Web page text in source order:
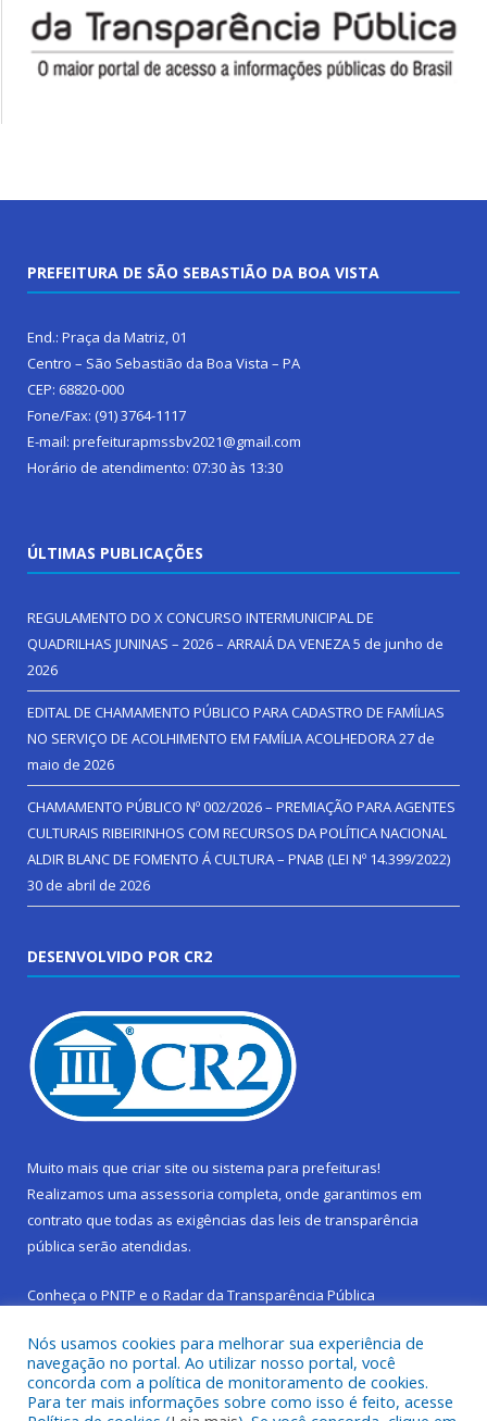
PREFEITURA DE SÃO SEBASTIÃO DA BOA VISTA
End.: Praça da Matriz, 01
Centro – São Sebastião da Boa Vista – PA
CEP: 68820-000
Fone/Fax: (91) 3764-1117
E-mail: prefeiturapmssbv2021@gmail.com
Horário de atendimento: 07:30 às 13:30
ÚLTIMAS PUBLICAÇÕES
REGULAMENTO DO X CONCURSO INTERMUNICIPAL DE
QUADRILHAS JUNINAS – 2026 – ARRAIÁ DA VENEZA5 de junho de
2026
EDITAL DE CHAMAMENTO PÚBLICO PARA CADASTRO DE FAMÍLIAS
NO SERVIÇO DE ACOLHIMENTO EM FAMÍLIA ACOLHEDORA27 de
maio de 2026
CHAMAMENTO PÚBLICO Nº 002/2026 – PREMIAÇÃO PARA AGENTES
CULTURAIS RIBEIRINHOS COM RECURSOS DA POLÍTICA NACIONAL
ALDIR BLANC DE FOMENTO Á CULTURA – PNAB (LEI Nº 14.399/2022)
30 de abril de 2026
DESENVOLVIDO POR CR2
Muito mais que criar site ou sistema para prefeituras!
Realizamos uma assessoria completa, onde garantimos em
contrato que todas as exigências das leis de transparência
pública serão atendidas.
Conheça o PNTP e o Radar da Transparência Pública
Todos os direitos reservados a Prefeitura Municipal de São
Nós usamos cookies para melhorar sua experiência de
navegação no portal. Ao utilizar nosso portal, você
concorda com a política de monitoramento de cookies.
Para ter mais informações sobre como isso é feito, acesse